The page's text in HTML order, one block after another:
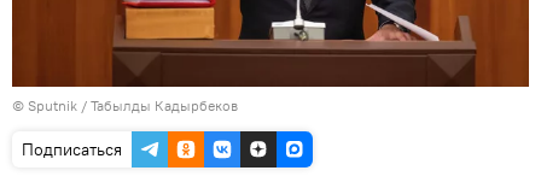
© Sputnik / Табылды Кадырбеков
Подписаться